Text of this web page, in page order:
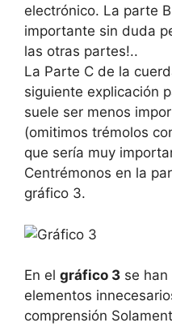
electrónico. La parte
importante sin duda
las otras partes!..
La Parte C de la
siguiente explicación
suele ser menos
(omitimos trémolos
que sería muy
Centrémonos en la
gráfico 3.
En el gráfico 3 se
elementos
comprensión